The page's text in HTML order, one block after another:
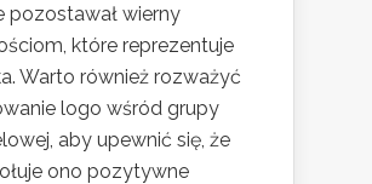
pozostawał wierny
które reprezentuje
Warto również rozważyć
logo wśród grupy
aby upewnić się, że
ono pozytywne